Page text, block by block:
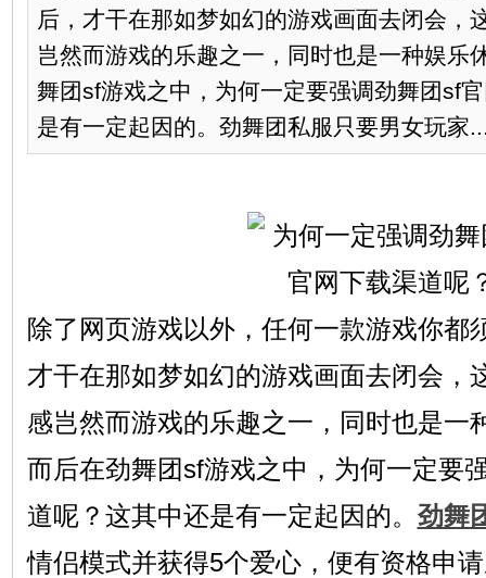
后，才干在那如梦如幻的游戏画面去闭会，
岂然而游戏的乐趣之一，同时也是一种娱乐
舞团sf游戏之中，为何一定要强调劲舞团sf
是有一定起因的。劲舞团私服只要男女玩家
除了网页游戏以外，任何一款游戏你都
才干在那如梦如幻的游戏画面去闭会，
感岂然而游戏的乐趣之一，同时也是一
而后在劲舞团sf游戏之中，为何一定要
道呢？这其中还是有一定起因的。劲舞
情侣模式并获得5个爱心，便有资格申